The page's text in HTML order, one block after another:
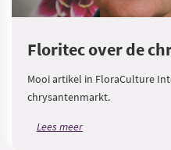
Floritec over de
Mooi artikel in FloraCulture
chrysantenmarkt.
Lees meer